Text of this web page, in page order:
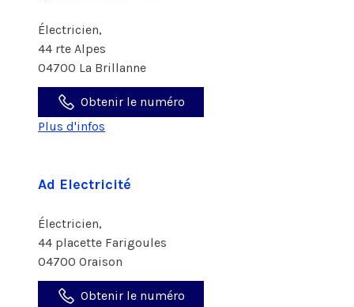
Électricien,
44 rte Alpes
04700 La Brillanne
Obtenir le numéro
Plus d'infos
Ad Electricité
Électricien,
44 placette Farigoules
04700 Oraison
Obtenir le numéro